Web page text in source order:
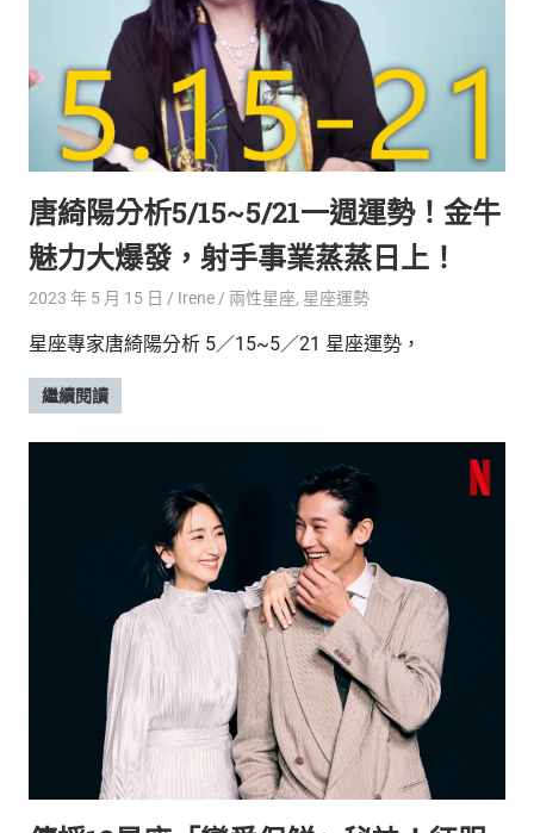
唐綺陽分析5/15~5/21一週運勢！金牛
魅力大爆發，射手事業蒸蒸日上！
2023 年 5 月 15 日 Irene 兩性星座, 星座運勢
星座專家唐綺陽分析 5／15~5／21 星座運勢，
繼續閱讀